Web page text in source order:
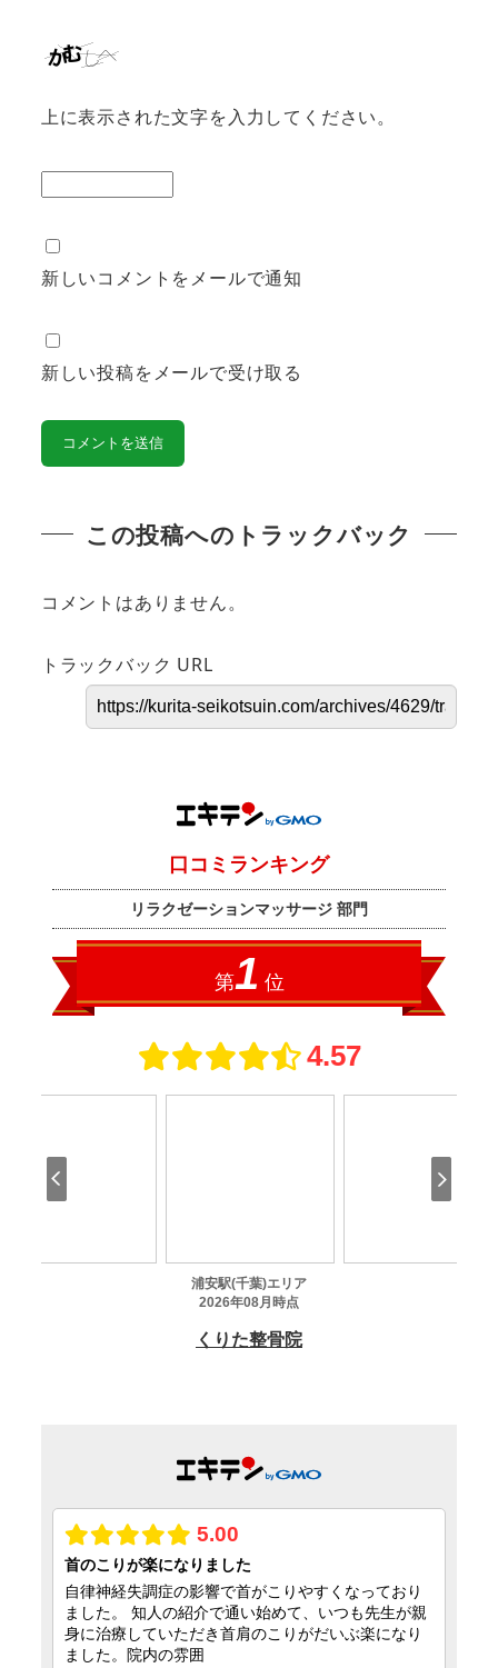
上に表示された文字を入力してください。
新しいコメントをメールで通知
新しい投稿をメールで受け取る
この投稿へのトラックバック
コメントはありません。
トラックバック URL